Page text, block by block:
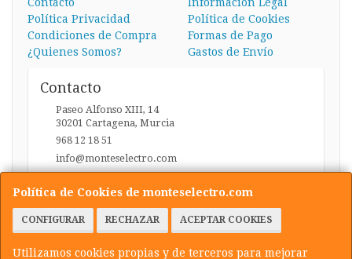
Política de Cookies de monteselectro.com
CONFIGURAR RECHAZAR ACEPTAR COOKIES
Utilizamos cookies propias y de terceros para mejorar
Política Privacidad
Política de Cookies
Condiciones de Compra
Formas de Pago
¿Quienes Somos?
Gastos de Envío
Contacto
Paseo Alfonso XIII, 14
30201 Cartagena, Murcia
968 12 18 51
info@monteselectro.com
Horario
Lunes a Viernes: 09:45-14:00 y 17:00-20:30 / Sábados:
09:45-14:00